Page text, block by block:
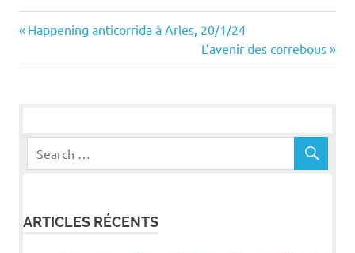
Navigation
de
Previous
Happening anticorrida à Arles, 20/1/24
Next
Post:
L’avenir des correbous
ARTICLES RÉCENTS